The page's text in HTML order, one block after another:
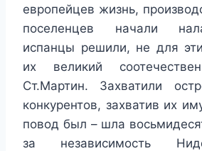
европейцев жизнь,
поселенцев начали
испанцы решили, не для
их великий
Ст.Мартин. Захватили
конкурентов, захватив их
повод был – шла
за независимость